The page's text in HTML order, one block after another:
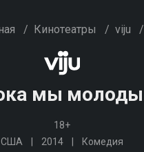
/ Кинотеатры / viju /
мы молоды
18+
США
2014 Комедия